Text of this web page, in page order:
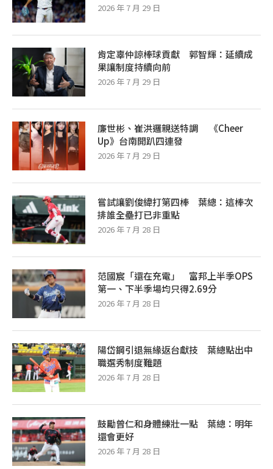
2026 年 7 月 29 日
肯定辜仲諒棒球貢獻 郭智輝：延續成
果讓制度持續向前
2026 年 7 月 29 日
廉世彬、崔洪邏親送特調 《Cheer
Up》台南開趴四連發
2026 年 7 月 29 日
嘗試讓劉俊緯打第四棒 葉總：這棒次
排誰全壘打已非重點
2026 年 7 月 28 日
范國宸「還在充電」 富邦上半季OPS
第一、下半季場均只得2.69分
2026 年 7 月 28 日
陽岱鋼引退無緣返台獻技 葉總點出中
職選秀制度難題
2026 年 7 月 28 日
鼓勵曾仁和身體練壯一點 葉總：明年
還會更好
2026 年 7 月 28 日